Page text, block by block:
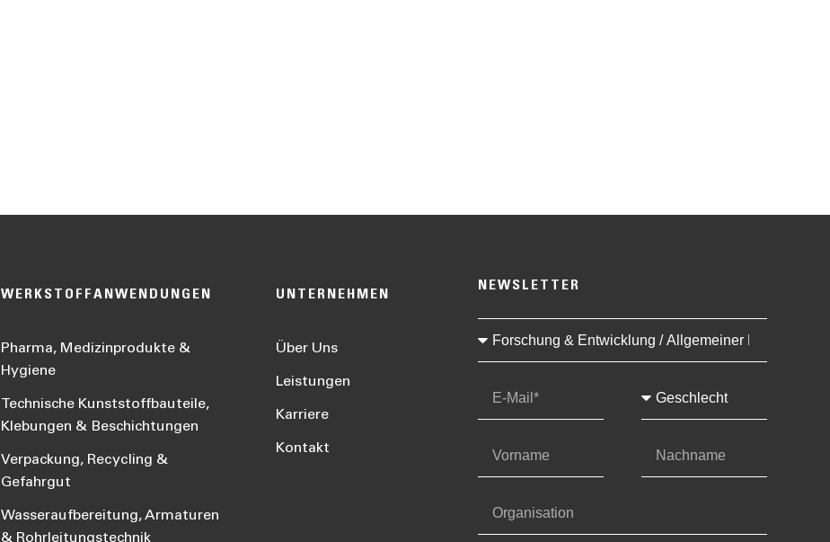
WERKSTOFFANWENDUNGEN
Pharma, Medizinprodukte &
Hygiene
Technische Kunststoffbauteile,
Klebungen & Beschichtungen
Verpackung, Recycling &
Gefahrgut
Wasseraufbereitung, Armaturen
& Rohrleitungstechnik
UNTERNEHMEN
Über Uns
Leistungen
Karriere
Kontakt
NEWSLETTER